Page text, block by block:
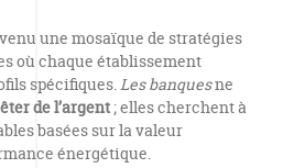
une mosaïque de stratégies
où chaque établissement
spécifiques.Les banquesne
de l’argent ; elles cherchent à
basées sur la valeur
énergétique.